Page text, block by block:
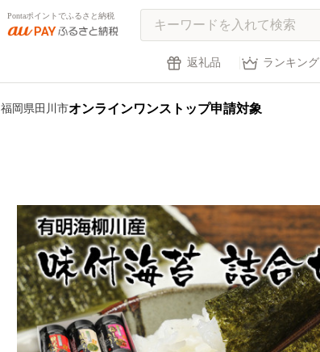
Pontaポイントでふるさと納税
返礼品 ランキング
福岡県田川市オンラインワンストップ申請対象